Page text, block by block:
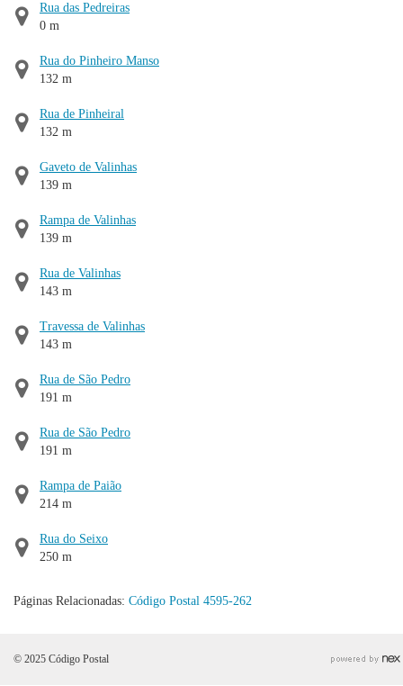
Rua das Pedreiras
0 m
Rua do Pinheiro Manso
132 m
Rua de Pinheiral
132 m
Gaveto de Valinhas
139 m
Rampa de Valinhas
139 m
Rua de Valinhas
143 m
Travessa de Valinhas
143 m
Rua de São Pedro
191 m
Rua de São Pedro
191 m
Rampa de Paião
214 m
Rua do Seixo
250 m
Páginas Relacionadas: Código Postal 4595-262
© 2025 Código Postal